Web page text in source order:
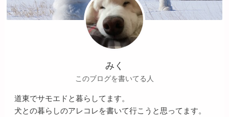
みく
このブログを書いてる人
道東でサモエドと暮らしてます。
犬との暮らしのアレコレを書いて行こうと思ってます。